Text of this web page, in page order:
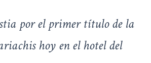
por el primer título de la
hoy en el hotel del